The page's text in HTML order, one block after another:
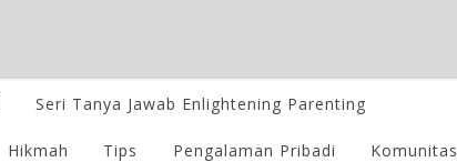
Seri Tanya Jawab Enlightening Parenting
Hikmah Tips Pengalaman Pribadi Komunitas